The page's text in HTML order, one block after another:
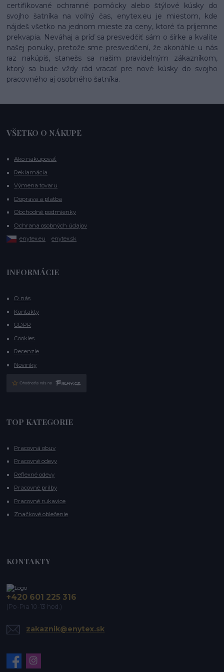
certifikované ochranné pomôcky alebo štýlové kúsky do
svojho šatníka na voľný čas, enytex.eu je miestom, kde
nájdeš všetko na jednom mieste za ceny, ktoré ťa príjemne
prekvapia. Neváhaj a príď sa presvedčiť sám o šírke a kvalite
našej ponuky, pretože sme presvedčení, že akonáhle u nás
raz nakúpiš, stanešs sa našim pravidelným zákazníkom,
ktorý sa bude vždy rád vracať pre nové kúsky do svojho
pracovného aj osobného šatníka.
VŠETKO O NÁKUPE
Ako nakupovať
Reklamácia
Výmena tovaru
Doprava a platba
Obchodné podmienky
Ochrana osobných údajov
enytex.eu
enytex.sk
INFORMÁCIE
O nás
Kontakty
GDPR
Cookies
Recenzie
Novinky
TOP KATEGORIE
Pracovná obuv
Pracovné odevy
Reflexné odevy
Pracovné prilby
Pracovné rukavice
Značkové oblečenie
KONTAKTY
+420 601 225 316
(Po-Pia 10-13 hod.)
zakaznik@enytex.sk